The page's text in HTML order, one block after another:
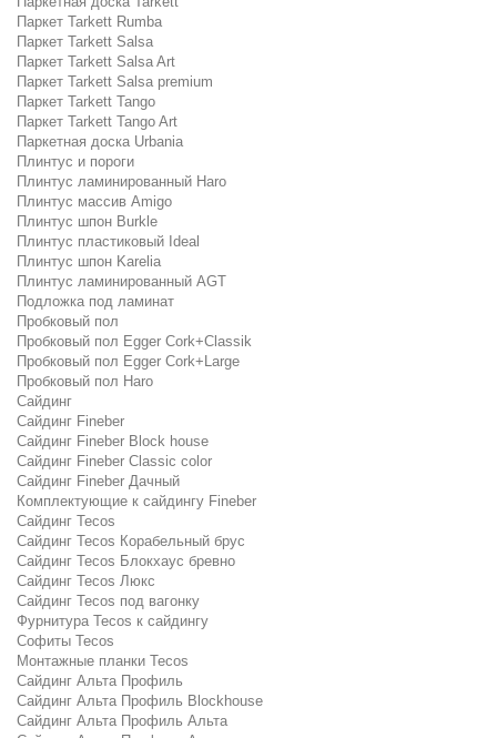
Паркет Tarkett Rumba
Паркет Tarkett Salsa
Паркет Tarkett Salsa Art
Паркет Tarkett Salsa premium
Паркет Tarkett Tango
Паркет Tarkett Tango Art
Паркетная доска Urbania
Плинтус и пороги
Плинтус ламинированный Haro
Плинтус массив Amigo
Плинтус шпон Burkle
Плинтус пластиковый Ideal
Плинтус шпон Karelia
Плинтус ламинированный AGT
Подложка под ламинат
Пробковый пол
Пробковый пол Egger Cork+Classik
Пробковый пол Egger Cork+Large
Пробковый пол Haro
Сайдинг
Сайдинг Fineber
Сайдинг Fineber Block house
Сайдинг Fineber Classic color
Сайдинг Fineber Дачный
Комплектующие к сайдингу Fineber
Сайдинг Tecos
Сайдинг Tecos Корабельный брус
Сайдинг Tecos Блокхаус бревно
Сайдинг Tecos Люкс
Сайдинг Tecos под вагонку
Фурнитура Tecos к сайдингу
Софиты Tecos
Монтажные планки Tecos
Сайдинг Альта Профиль
Сайдинг Альта Профиль Blockhouse
Сайдинг Альта Профиль Альта